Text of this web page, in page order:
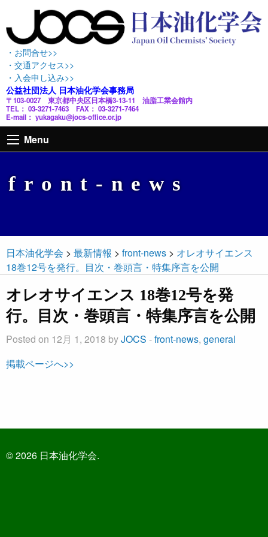
・お問合せ>>
・交通アクセス>>
・入会申し込み>>
公益社団法人 日本油化学会事務局
〒103-0027 東京都中央区日本橋3-13-11 油脂工業会館内
TEL： 03-3271-7463 FAX： 03-3271-7464
E-mail： yukagaku@jocs-office.or.jp
Menu
front-news
日本油化学会 > 最新情報 > front-news > オレオサイエンス
18巻12号を発行。目次・巻頭言・特集序言を公開
オレオサイエンス 18巻12号を発
行。目次・巻頭言・特集序言を公開
Posted on 12月 1, 2018 byJOCS -front-news, general
掲載ページへ>>
© 2026 日本油化学会.